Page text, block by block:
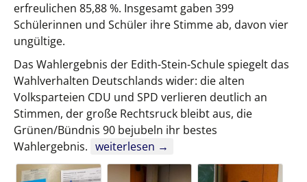
erfreulichen 85,88 %. Insgesamt gaben 399
Schülerinnen und Schüler ihre Stimme ab, davon vier
ungültige.
Das Wahlergebnis der Edith-Stein-Schule spiegelt das
Wahlverhalten Deutschlands wider: die alten
Volksparteien CDU und SPD verlieren deutlich an
Stimmen, der große Rechtsruck bleibt aus, die
Grünen/Bündnis 90 bejubeln ihr bestes
Wahlergebnis. Europawahl 2019
weiterlesen →